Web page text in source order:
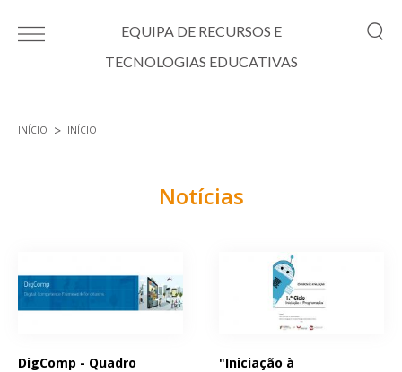
EQUIPA DE RECURSOS E
TECNOLOGIAS EDUCATIVAS
INÍCIO INÍCIO
Notícias
DigComp - Quadro
"Iniciação à
Páginas